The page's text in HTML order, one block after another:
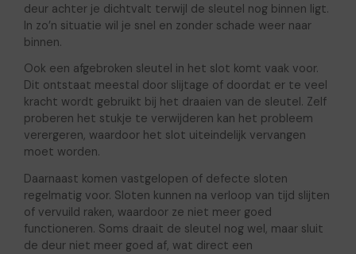
deur achter je dichtvalt terwijl de sleutel nog binnen ligt.
In zo’n situatie wil je snel en zonder schade weer naar
binnen.
Ook een afgebroken sleutel in het slot komt vaak voor.
Dit ontstaat meestal door slijtage of doordat er te veel
kracht wordt gebruikt bij het draaien van de sleutel. Zelf
proberen het stukje te verwijderen kan het probleem
verergeren, waardoor het slot uiteindelijk vervangen
moet worden.
Daarnaast komen vastgelopen of defecte sloten
regelmatig voor. Sloten kunnen na verloop van tijd slijten
of vervuild raken, waardoor ze niet meer goed
functioneren. Soms draait de sleutel nog wel, maar sluit
de deur niet meer goed af, wat direct een